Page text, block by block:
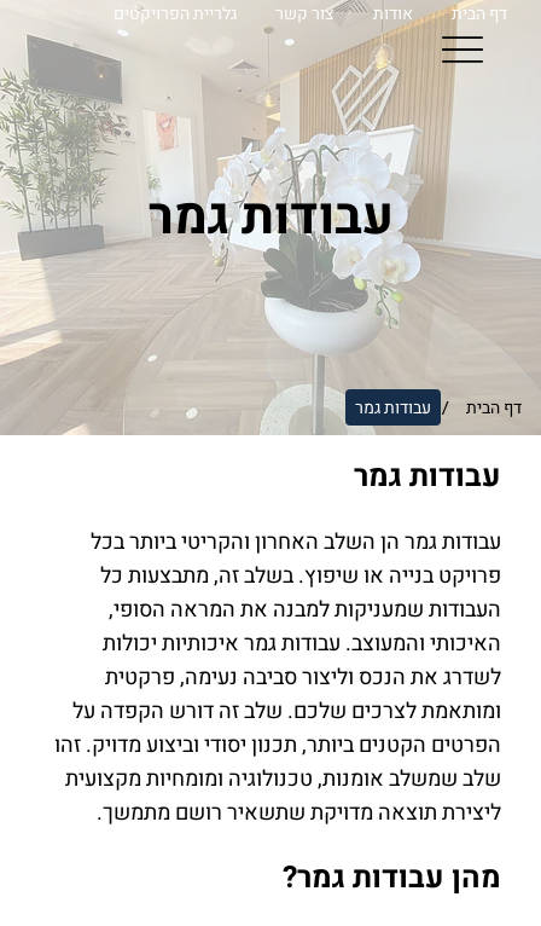
דף הבית אודות צור קשר גלריית הפרויקטים
עבודות גמר
דף הבית / עבודות גמר
עבודות גמר
עבודות גמר הן השלב האחרון והקריטי ביותר בכל
פרויקט בנייה או שיפוץ. בשלב זה, מתבצעות כל
העבודות שמעניקות למבנה את המראה הסופי,
האיכותי והמעוצב. עבודות גמר איכותיות יכולות
לשדרג את הנכס וליצור סביבה נעימה, פרקטית
ומותאמת לצרכים שלכם. שלב זה דורש הקפדה על
הפרטים הקטנים ביותר, תכנון יסודי וביצוע מדויק. זהו
שלב שמשלב אומנות, טכנולוגיה ומומחיות מקצועית
ליצירת תוצאה מדויקת שתשאיר רושם מתמשך.
מהן עבודות גמר?